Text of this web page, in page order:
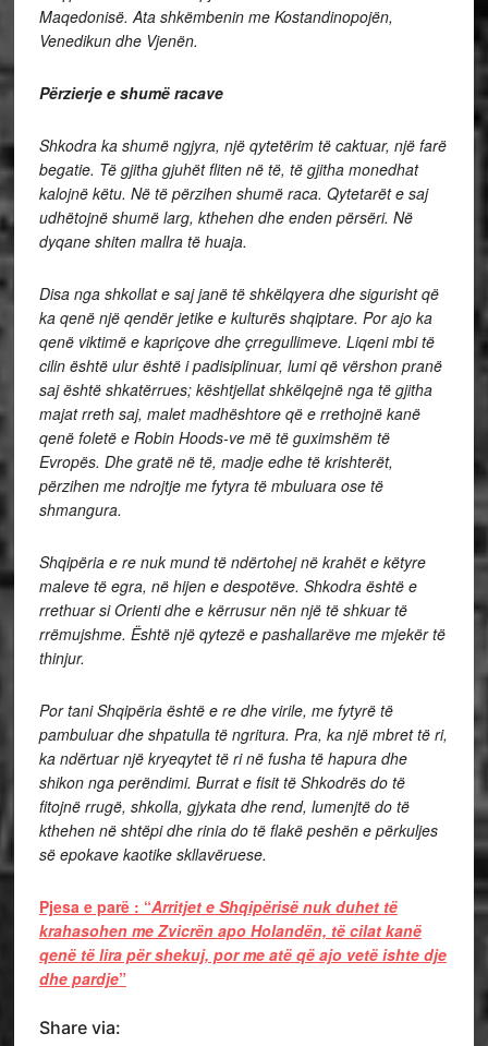
Maqedonisë. Ata shkëmbenin me Kostandinopojën,
Venedikun dhe Vjenën.
Përzierje e shumë racave
Shkodra ka shumë ngjyra, një qytetërim të caktuar, një farë
begatie. Të gjitha gjuhët fliten në të, të gjitha monedhat
kalojnë këtu. Në të përzihen shumë raca. Qytetarët e saj
udhëtojnë shumë larg, kthehen dhe enden përsëri. Në
dyqane shiten mallra të huaja.
Disa nga shkollat e saj janë të shkëlqyera dhe sigurisht që
ka qenë një qendër jetike e kulturës shqiptare. Por ajo ka
qenë viktimë e kapriçove dhe çrregullimeve. Liqeni mbi të
cilin është ulur është i padisiplinuar, lumi që vërshon pranë
saj është shkatërrues; kështjellat shkëlqejnë nga të gjitha
majat rreth saj, malet madhështore që e rrethojnë kanë
qenë foletë e Robin Hoods-ve më të guximshëm të
Evropës. Dhe gratë në të, madje edhe të krishterët,
përzihen me ndrojtje me fytyra të mbuluara ose të
shmangura.
Shqipëria e re nuk mund të ndërtohej në krahët e këtyre
maleve të egra, në hijen e despotëve. Shkodra është e
rrethuar si Orienti dhe e kërrusur nën një të shkuar të
rrëmujshme. Është një qytezë e pashallarëve me mjekër të
thinjur.
Por tani Shqipëria është e re dhe virile, me fytyrë të
pambuluar dhe shpatulla të ngritura. Pra, ka një mbret të ri,
ka ndërtuar një kryeqytet të ri në fusha të hapura dhe
shikon nga perëndimi. Burrat e fisit të Shkodrës do të
fitojnë rrugë, shkolla, gjykata dhe rend, lumenjtë do të
kthehen në shtëpi dhe rinia do të flakë peshën e përkuljes
së epokave kaotike skllavëruese.
Pjesa e parë : “Arritjet e Shqipërisë nuk duhet të
krahasohen me Zvicrën apo Holandën, të cilat kanë
qenë të lira për shekuj, por me atë që ajo vetë ishte dje
dhe pardje”
Share via: